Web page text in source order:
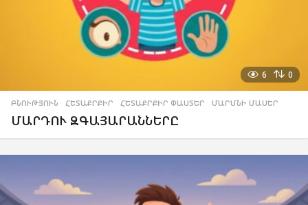
6 0
ԲՆՈՒԹՅՈՒՆ ,ՀԵՏԱՔՐՔԻՐ ,ՀԵՏԱՔՐՔԻՐ ՓԱՍՏԵՐ ,ՄԱՐՄՆԻ ՄԱՍԵՐ
ՄԱՐԴՈՒ ԶԳԱՅԱՐԱՆՆԵՐԸ